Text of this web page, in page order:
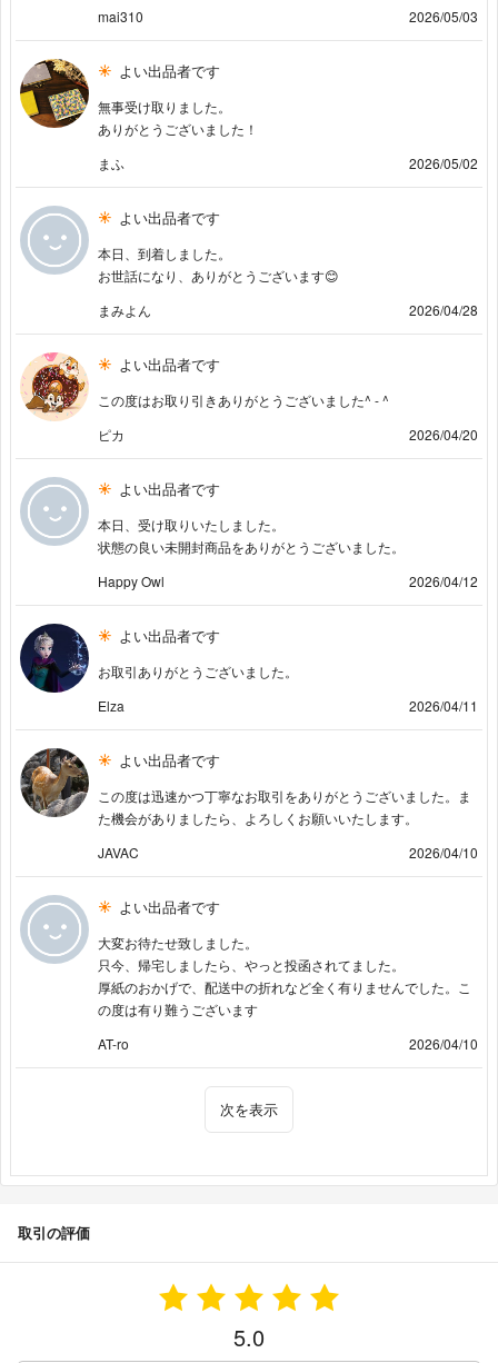
mai310 2026/05/03
よい出品者です
無事受け取りました。
ありがとうございました！
まふ
2026/05/02
よい出品者です
本日、到着しました。
お世話になり、ありがとうございます😊
まみよん
2026/04/28
よい出品者です
この度はお取り引きありがとうございました^ - ^
ピカ
2026/04/20
よい出品者です
本日、受け取りいたしました。
状態の良い未開封商品をありがとうございました。
Happy Owl
2026/04/12
よい出品者です
お取引ありがとうございました。
Elza
2026/04/11
よい出品者です
この度は迅速かつ丁寧なお取引をありがとうございました。ま
た機会がありましたら、よろしくお願いいたします。
JAVAC
2026/04/10
よい出品者です
大変お待たせ致しました。
只今、帰宅しましたら、やっと投函されてました。
厚紙のおかげで、配送中の折れなど全く有りませんでした。こ
の度は有り難うございます
AT-ro
2026/04/10
次を表示
取引の評価
5.0